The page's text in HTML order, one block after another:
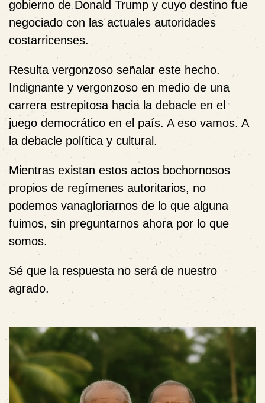
gobierno de Donald Trump y cuyo destino fue
negociado con las actuales autoridades
costarricenses.
Resulta vergonzoso señalar este hecho.
Indignante y vergonzoso en medio de una
carrera estrepitosa hacia la debacle en el
juego democrático en el país. A eso vamos. A
la debacle política y cultural.
Mientras existan estos actos bochornosos
propios de regímenes autoritarios, no
podemos vanagloriarnos de lo que alguna
fuimos, sin preguntarnos ahora por lo que
somos.
Sé que la respuesta no será de nuestro
agrado.